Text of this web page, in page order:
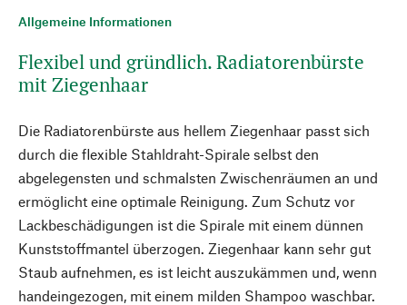
Allgemeine Informationen
Flexibel und gründlich. Radiatorenbürste
mit Ziegenhaar
Die Radiatorenbürste aus hellem Ziegenhaar passt sich
durch die flexible Stahldraht-Spirale selbst den
abgelegensten und schmalsten Zwischenräumen an und
ermöglicht eine optimale Reinigung. Zum Schutz vor
Lackbeschädigungen ist die Spirale mit einem dünnen
Kunststoffmantel überzogen. Ziegenhaar kann sehr gut
Staub aufnehmen, es ist leicht auszukämmen und, wenn
handeingezogen, mit einem milden Shampoo waschbar.